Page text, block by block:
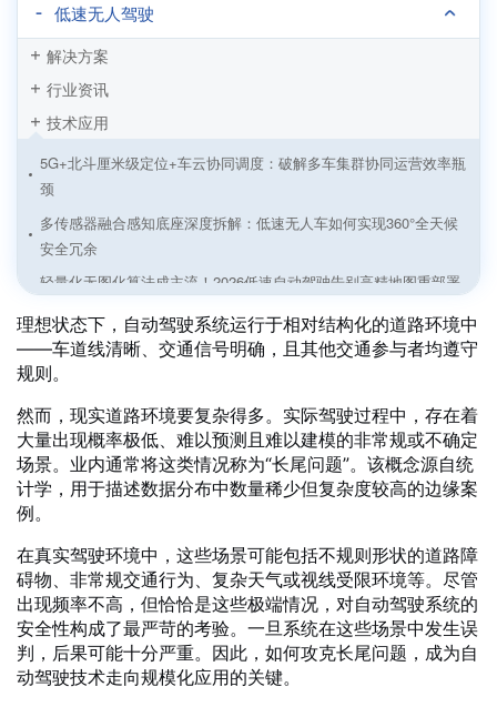
低速无人驾驶
解决方案
行业资讯
技术应用
5G+北斗厘米级定位+车云协同调度：破解多车集群协同运营效率瓶
颈
多传感器融合感知底座深度拆解：低速无人车如何实现360°全天候
安全冗余
轻量化无图化算法成主流！2026低速自动驾驶告别高精地图重部署
矿区无人驾驶——在“卫星信号拒止”与“漫天粉尘”中突围
无人环卫——在“厘米级贴边”与“全天候作业”间寻找平衡
港口室外AGV导航技术场景适配与落地优化方案解析
双剑合璧：Meteor与Genario如何斩断自动驾驶的“长尾”
一文读懂自动驾驶数据闭环：从概念到实践
封闭与半封闭园区自动化——从厂区物流到无人矿卡的车路云实践
理想状态下，自动驾驶系统运行于相对结构化的道路环境中
——车道线清晰、交通信号明确，且其他交通参与者均遵守
规则。
然而，现实道路环境要复杂得多。实际驾驶过程中，存在着
大量出现概率极低、难以预测且难以建模的非常规或不确定
场景。业内通常将这类情况称为“长尾问题”。该概念源自统
计学，用于描述数据分布中数量稀少但复杂度较高的边缘案
例。
在真实驾驶环境中，这些场景可能包括不规则形状的道路障
碍物、非常规交通行为、复杂天气或视线受限环境等。尽管
出现频率不高，但恰恰是这些极端情况，对自动驾驶系统的
安全性构成了最严苛的考验。一旦系统在这些场景中发生误
判，后果可能十分严重。因此，如何攻克长尾问题，成为自
动驾驶技术走向规模化应用的关键。